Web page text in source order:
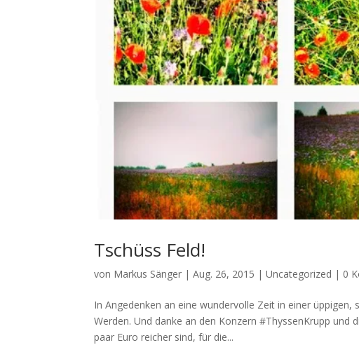
Tschüss Feld!
von Markus Sänger |Aug. 26, 2015 |Uncategorized | 0
In Angedenken an eine wundervolle Zeit in einer
Werden. Und danke an den Konzern #ThyssenKrupp​ und
paar Euro reicher sind, für die...